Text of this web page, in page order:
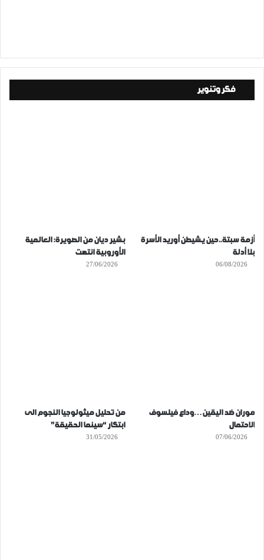
فكر وتنوير
أزمة سبتة..حين يشيطن أوريد الأسرة
بلا أدلة
06/08/2026
بشير ديان من الصويرة: العالمية
الأوروبية انتهت
27/06/2026
موران ضد اليقين…وداع فيلسوف
الاحتمال
07/06/2026
من تحليل ميثولوجيا النجوم الى
ابتكار “سينما الحقيقة”
31/05/2026